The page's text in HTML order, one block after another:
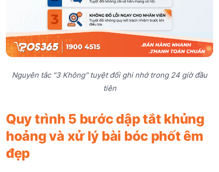
Nguyên tắc "3 Không" tuyệt đối ghi nhớ trong 24 giờ đầu
tiên
Quy trình 5 bước dập tắt khủng
hoảng và xử lý bài bóc phốt êm
đẹp